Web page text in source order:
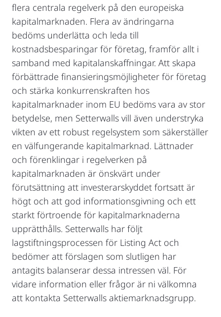
flera centrala regelverk på den europeiska
kapitalmarknaden. Flera av ändringarna
bedöms underlätta och leda till
kostnadsbesparingar för företag, framför allt i
samband med kapitalanskaffningar. Att skapa
förbättrade finansieringsmöjligheter för företag
och stärka konkurrenskraften hos
kapitalmarknader inom EU bedöms vara av stor
betydelse, men Setterwalls vill även understryka
vikten av ett robust regelsystem som säkerställer
en välfungerande kapitalmarknad. Lättnader
och förenklingar i regelverken på
kapitalmarknaden är önskvärt under
förutsättning att investerarskyddet fortsatt är
högt och att god informationsgivning och ett
starkt förtroende för kapitalmarknaderna
upprätthålls. Setterwalls har följt
lagstiftningsprocessen för Listing Act och
bedömer att förslagen som slutligen har
antagits balanserar dessa intressen väl. För
vidare information eller frågor är ni välkomna
att kontakta Setterwalls aktiemarknadsgrupp.